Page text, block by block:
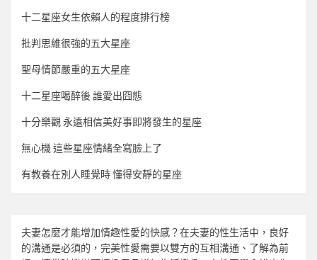
十二星座女生依賴人的程度排行榜
批判思維很強的五大星座
聖母情節嚴重的五大星座
十二星座喝醉後 誰愛出囧態
十分樂觀 永遠相信美好事即將發生的星座
無心機 這些星座情緒全寫臉上了
有教養在別人睡覺時 懂得安靜的星座
夫妻怎麼才能增加情趣性愛的快感？在夫妻的性生活中，良好
的溝通是必須的，完美性愛需要以雙方的互相溝通、了解為前